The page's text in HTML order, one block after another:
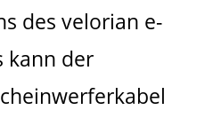
des velorian e-
kann der